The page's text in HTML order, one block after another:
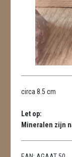
circa 8.5 cm
Let op:
Mineralen zijn